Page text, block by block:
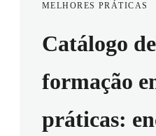
MELHORES PRÁTICAS
Catálogo
formação
práticas: